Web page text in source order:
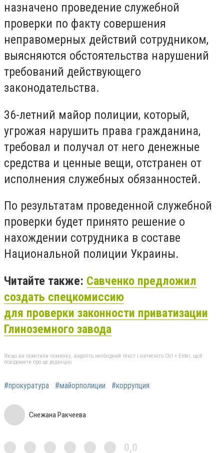
назначено проведение служебной
проверки по факту совершения
неправомерных действий сотрудником,
выясняются обстоятельства нарушений
требований действующего
законодательства.
36-летний майор полиции, который,
угрожая нарушить права гражданина,
требовал и получал от него денежные
средства и ценные вещи, отстранен от
исполнения служебных обязанностей.
По результатам проведенной служебной
проверки будет принято решение о
нахождении сотрудника в составе
Национальной полиции Украины.
Читайте также: Савченко предложил
создать спецкомиссию
для проверки законности приватизации
Глиноземного завода
Якщо ви помітили помилку, виділіть необхідний текст і натисніть Ctrl + Enter, щоб
повідомити про це редакцію
#прокуратура #майорполиции #коррупция
Снежана Ракчеева
0,0